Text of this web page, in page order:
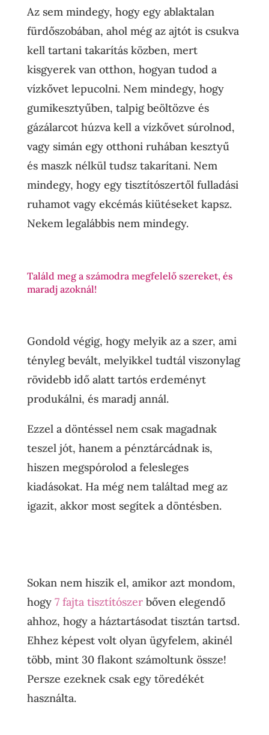
Az sem mindegy, hogy egy ablaktalan
fürdőszobában, ahol még az ajtót is csukva
kell tartani takarítás közben, mert
kisgyerek van otthon, hogyan tudod a
vízkővet lepucolni. Nem mindegy, hogy
gumikesztyűben, talpig beöltözve és
gázálarcot húzva kell a vízkővet súrolnod,
vagy simán egy otthoni ruhában kesztyű
és maszk nélkül tudsz takarítani. Nem
mindegy, hogy egy tisztítószertől fulladási
ruhamot vagy ekcémás kiütéseket kapsz.
Nekem legalábbis nem mindegy.
Találd meg a számodra megfelelő szereket, és
maradj azoknál!
Gondold végig, hogy melyik az a szer, ami
tényleg bevált, melyikkel tudtál viszonylag
rövidebb idő alatt tartós erdeményt
produkálni, és maradj annál.
Ezzel a döntéssel nem csak magadnak
teszel jót, hanem a pénztárcádnak is,
hiszen megspórolod a felesleges
kiadásokat. Ha még nem találtad meg az
igazit, akkor most segítek a döntésben.
Sokan nem hiszik el, amikor azt mondom,
hogy 7 fajta tisztítószerbőven elegendő
ahhoz, hogy a háztartásodat tisztán tartsd.
Ehhez képest volt olyan ügyfelem, akinél
több, mint 30 flakont számoltunk össze!
Persze ezeknek csak egy töredékét
használta.